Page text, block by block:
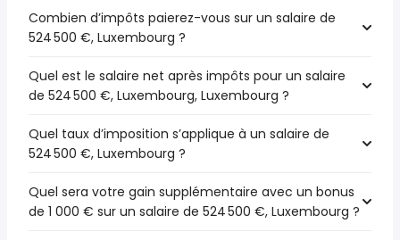
Combien d’impôts paierez-vous sur un salaire de
524 500 €, Luxembourg ?
Quel est le salaire net après impôts pour un salaire
de 524 500 €, Luxembourg, Luxembourg ?
Quel taux d’imposition s’applique à un salaire de
524 500 €, Luxembourg ?
Quel sera votre gain supplémentaire avec un bonus
de 1 000 € sur un salaire de 524 500 €, Luxembourg ?